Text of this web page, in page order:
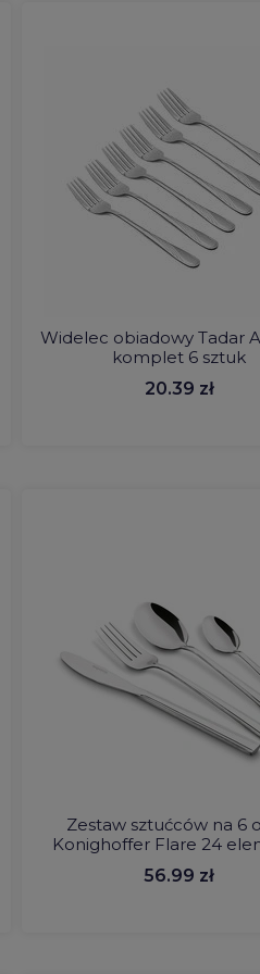
Widelec obiadowy Tadar
komplet 6 sztuk
20.39 zł
Zestaw sztućców na 6
Konighoffer Flare 24
56.99 zł